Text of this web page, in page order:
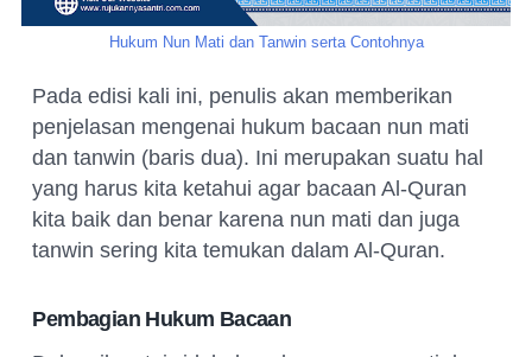
Hukum Nun Mati dan Tanwin serta Contohnya
Pada edisi kali ini, penulis akan memberikan
penjelasan mengenai hukum bacaan nun mati
dan tanwin (baris dua). Ini merupakan suatu hal
yang harus kita ketahui agar bacaan Al-Quran
kita baik dan benar karena nun mati dan juga
tanwin sering kita temukan dalam Al-Quran.
Pembagian Hukum Bacaan